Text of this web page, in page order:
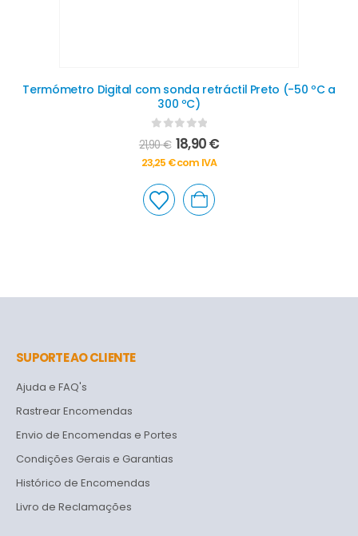
Termómetro Digital com sonda retráctil Preto (-50 ºC a
300 ºC)
out of 5
21,90€ 18,90€
23,25 €com IVA
SUPORTE AO CLIENTE
Ajuda e FAQ's
Rastrear Encomendas
Envio de Encomendas e Portes
Condições Gerais e Garantias
Histórico de Encomendas
Livro de Reclamações